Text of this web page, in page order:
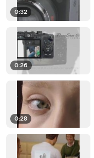
0:32
0:26
0:28